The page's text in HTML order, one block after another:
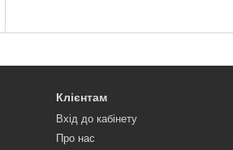
Клієнтам
Вхід до кабінету
Про нас